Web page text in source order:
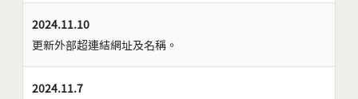
2024.11.10
更新外部超連結網址及名稱。
2024.11.7